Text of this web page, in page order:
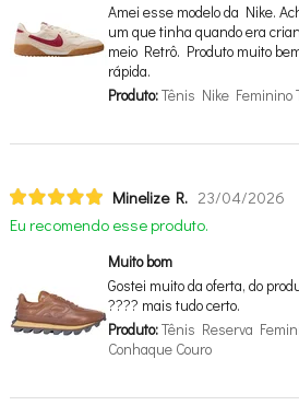
Amei esse modelo da Nike.
um que tinha quando era
meio Retrô. Produto muito
rápida.
Produto:Tênis Nike Feminino
Minelize R. 23/04/2026
Eu recomendo esse produto.
Muito bom
Gostei muito da oferta, do
???? mais tudo certo.
Produto:Tênis Reserva
Conhaque Couro